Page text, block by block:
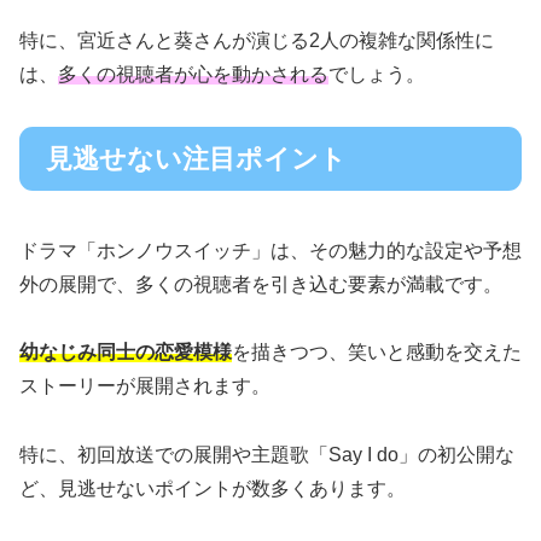
特に、宮近さんと葵さんが演じる2人の複雑な関係性に
は、 多くの視聴者が心を動かされるでしょう。
見逃せない注目ポイント
ドラマ「ホンノウスイッチ」は、その魅力的な設定や予想
外の展開で、多くの視聴者を引き込む要素が満載です。
幼なじみ同士の恋愛模様を描きつつ、笑いと感動を交えた
ストーリーが展開されます。
特に、初回放送での展開や主題歌「Say I do」の初公開な
ど、見逃せないポイントが数多くあります。